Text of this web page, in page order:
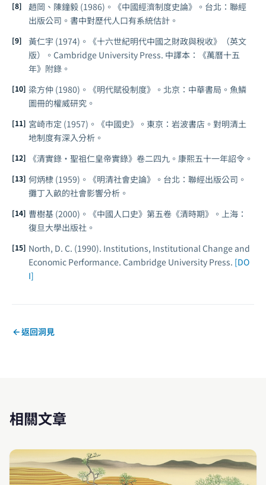
趙岡、陳鐘毅 (1986)。《中國經濟制度史論》。台北：聯經
出版公司。書中對歷代人口有系統估計。
黃仁宇 (1974)。《十六世紀明代中國之財政與稅收》（英文
版）。Cambridge University Press. 中譯本：《萬曆十五
年》附錄。
梁方仲 (1980)。《明代賦役制度》。北京：中華書局。魚鱗
圖冊的權威研究。
宮崎市定 (1957)。《中國史》。東京：岩波書店。對明清土
地制度有深入分析。
《清實錄·聖祖仁皇帝實錄》卷二四九。康熙五十一年詔令。
何炳棣 (1959)。《明清社會史論》。台北：聯經出版公司。
攤丁入畝的社會影響分析。
曹樹基 (2000)。《中國人口史》第五卷《清時期》。上海：
復旦大學出版社。
North, D. C. (1990). Institutions, Institutional Change and
Economic Performance. Cambridge University Press. [DO
I]
返回洞見
相關文章